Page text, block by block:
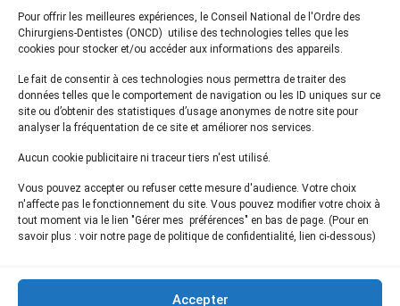
Pour offrir les meilleures expériences, le Conseil National de l'Ordre des
Chirurgiens-Dentistes (ONCD) utilise des technologies telles que les
cookies pour stocker et/ou accéder aux informations des appareils.
Le fait de consentir à ces technologies nous permettra de traiter des
données telles que le comportement de navigation ou les ID uniques sur ce
site ou d’obtenir des statistiques d’usage anonymes de notre site pour
analyser la fréquentation de ce site et améliorer nos services.
Aucun cookie publicitaire ni traceur tiers n'est utilisé.
Vous pouvez accepter ou refuser cette mesure d'audience. Votre choix
n'affecte pas le fonctionnement du site. Vous pouvez modifier votre choix à
tout moment via le lien "Gérer mes préférences" en bas de page. (Pour en
savoir plus : voir notre page de politique de confidentialité, lien ci-dessous)
Accepter
courrier@oncd.org
Actualités
Presse
Informations légales
Plan du site
Inscrivez-vous à notrenewsletter